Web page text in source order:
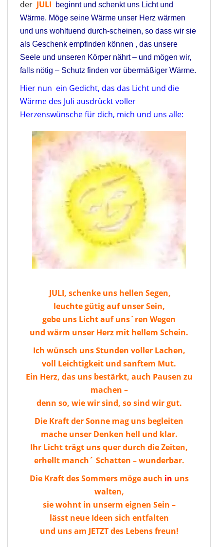
der JULI
beginnt und schenkt uns Licht und
Wärme. Möge seine Wärme unser Herz wärmen
und uns wohltuend durch-scheinen, so dass wir sie
als Geschenk empfinden können , das unsere
Seele und unseren Körper nährt – und mögen wir,
falls nötig – Schutz finden vor übermäßiger Wärme.
Hier nun ein Gedicht, das das Licht und die
Wärme des Juli ausdrückt voller
Herzenswünsche für dich, mich und uns alle:
JULI, schenke uns hellen Segen,
leuchte gütig auf unser Sein,
gebe uns Licht auf uns´ren Wegen
und wärm unser Herz mit hellem Schein.
Ich wünsch uns Stunden voller Lachen,
voll Leichtigkeit und sanftem Mut.
Ein Herz, das uns bestärkt, auch Pausen zu
machen –
denn so, wie wir sind, so sind wir gut.
Die Kraft der Sonne mag uns begleiten
mache unser Denken hell und klar.
Ihr Licht trägt uns quer durch die Zeiten,
erhellt manch´ Schatten – wunderbar.
Die Kraft des Sommers möge auch in uns
walten,
sie wohnt in unserm eignen Sein –
lässt neue Ideen sich entfalten
und uns am JETZT des Lebens freun!